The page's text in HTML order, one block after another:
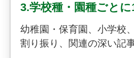
3.学校種・園種ごと
幼稚園・保育園、小学校
割り振り、関連の深い記